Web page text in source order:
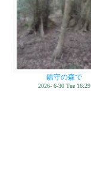
鎮守の森で
2026- 6-30 Tue 16:29